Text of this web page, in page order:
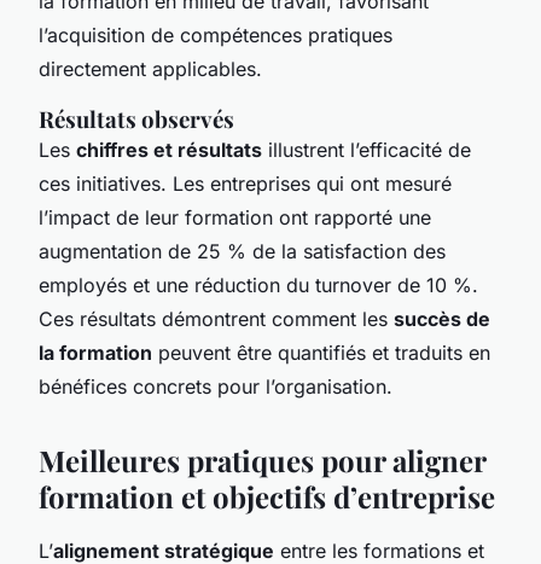
l’acquisition de compétences pratiques
directement applicables.
Résultats observés
Les chiffres et résultats illustrent l’efficacité de
ces initiatives. Les entreprises qui ont mesuré
l’impact de leur formation ont rapporté une
augmentation de 25 % de la satisfaction des
employés et une réduction du turnover de 10 %.
Ces résultats démontrent comment les succès de
la formation peuvent être quantifiés et traduits en
bénéfices concrets pour l’organisation.
Meilleures pratiques pour aligner
formation et objectifs d’entreprise
L’alignement stratégique entre les formations et